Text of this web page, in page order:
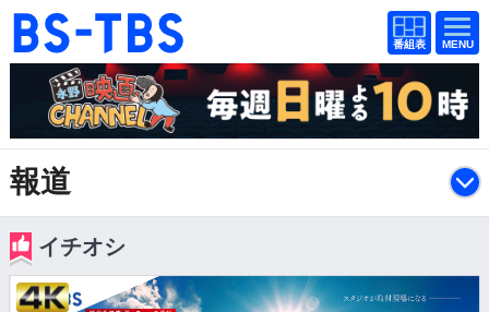
番組
表
BS-TBS
番組
表
ドラマ 映画
紀行 報道
教養
音楽
アニメ ファンクラブ
報道
終了した番組
イチオシ